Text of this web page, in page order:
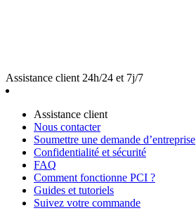
Assistance client 24h/24 et 7j/7
Assistance client
Nous contacter
Soumettre une demande d’entreprise
Confidentialité et sécurité
FAQ
Comment fonctionne PCI ?
Guides et tutoriels
Suivez votre commande